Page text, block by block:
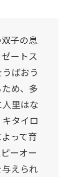
子の息
ートス
ばおう
め、多
里はな
タイロ
って育
ーオー
えられ